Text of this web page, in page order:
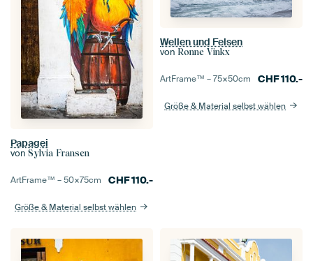
Papagei
von Sylvia Fransen
ArtFrame™ –50×75cm CHF110.-
Größe & Material selbst wählen
Wellen und Felsen
von Ronne Vinkx
ArtFrame™ –75×50cm CHF110.-
Größe & Material selbst wählen